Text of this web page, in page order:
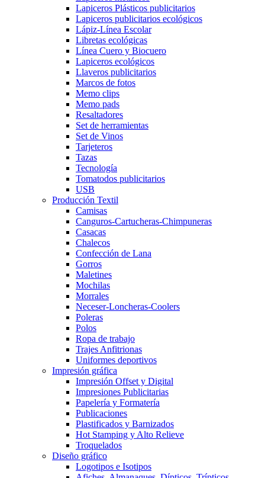
Lapiceros Plásticos publicitarios
Lapiceros publicitarios ecológicos
Lápiz-Línea Escolar
Libretas ecológicas
Línea Cuero y Biocuero
Lapiceros ecológicos
Llaveros publicitarios
Marcos de fotos
Memo clips
Memo pads
Resaltadores
Set de herramientas
Set de Vinos
Tarjeteros
Tazas
Tecnología
Tomatodos publicitarios
USB
Producción Textil
Camisas
Canguros-Cartucheras-Chimpuneras
Casacas
Chalecos
Confección de Lana
Gorros
Maletines
Mochilas
Morrales
Neceser-Loncheras-Coolers
Poleras
Polos
Ropa de trabajo
Trajes Anfitrionas
Uniformes deportivos
Impresión gráfica
Impresión Offset y Digital
Impresiones Publicitarias
Papelería y Formatería
Publicaciones
Plastificados y Barnizados
Hot Stamping y Alto Relieve
Troquelados
Diseño gráfico
Logotipos e Isotipos